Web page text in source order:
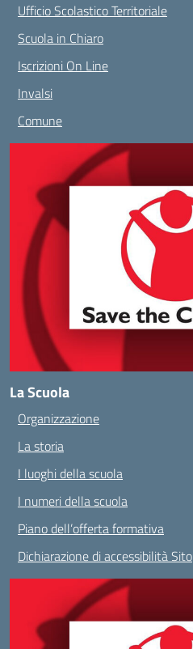
Ufficio Scolastico Territoriale
Scuola in Chiaro
Iscrizioni On Line
Invalsi
Comune
La Scuola
Organizzazione
La storia
I luoghi della scuola
I numeri della scuola
Piano dell’offerta formativa
Dichiarazione di accessibilità Sito